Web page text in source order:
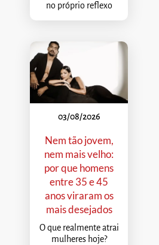
no próprio reflexo
03/08/2026
Nem tão jovem,
nem mais velho:
por que homens
entre 35 e 45
anos viraram os
mais desejados
O que realmente atrai
mulheres hoje?